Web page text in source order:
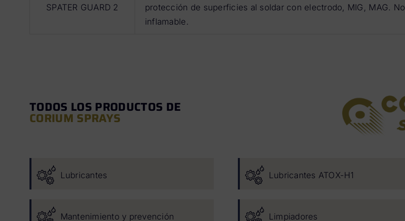
SPATER GUARD 2
protección de superficies al soldar con electrodo, MIG, MAG. No
inflamable.
TODOS LOS PRODUCTOS DE
CORIUM SPRAYS
Lubricantes Lubricantes ATOX-H1
Mantenimiento y prevención Limpiadores